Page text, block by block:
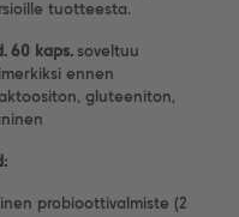
tuotteesta.
60 kaps. soveltuu
ennen
gluteeniton,
probioottivalmiste (2